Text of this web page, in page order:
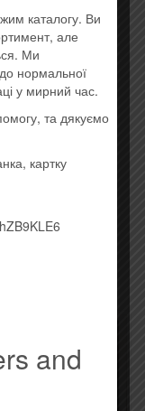
каталогу. Ви
але
Ми
нормальної
у мирний час.
та дякуємо
картку
and